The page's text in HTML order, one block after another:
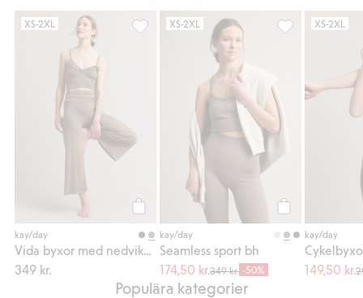
XS-2XL
kay/day
349 kr.
Vida byxor med nedvikbar midja, Lägg
XS-2XL
kay/day
Seamless sport bh
174,50 kr.349 kr. -50%
XS-2XL
kay/day
149,50 kr.
Populära kategorier